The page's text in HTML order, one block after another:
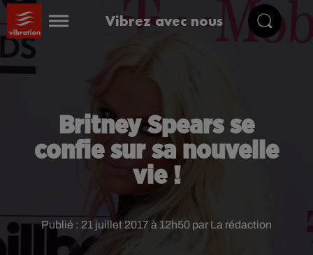
Vibrez avec nous
Britney Spears se
confie sur sa nouvelle
vie !
Publié : 21 juillet 2017 à 12h50 par La rédaction